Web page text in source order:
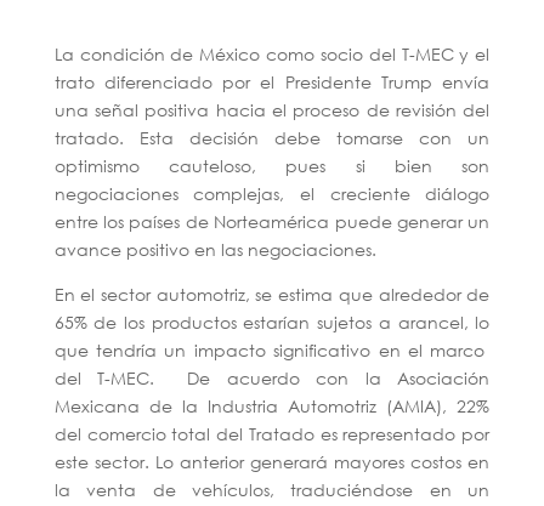
La condición de México como socio del T-MEC y el
trato diferenciado por el Presidente Trump envía
una señal positiva hacia el proceso de revisión del
tratado. Esta decisión debe tomarse con un
optimismo cauteloso, pues si bien son
negociaciones complejas, el creciente diálogo
entre los países de Norteamérica puede generar un
avance positivo en las negociaciones.
En el sector automotriz, se estima que alrededor de
65% de los productos estarían sujetos a arancel, lo
que tendría un impacto significativo en el marco
del T-MEC. De acuerdo con la Asociación
Mexicana de la Industria Automotriz (AMIA), 22%
del comercio total del Tratado es representado por
este sector. Lo anterior generará mayores costos en
la venta de vehículos, traduciéndose en un